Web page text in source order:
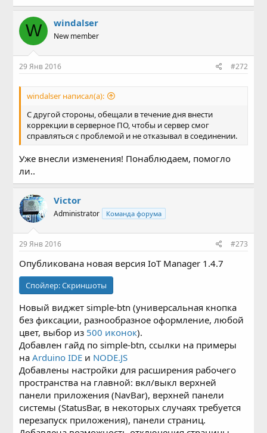
W windalser
New member
29 Янв 2016 #272
windalser написал(а):
С другой стороны, обещали в течение дня внести
коррекции в серверное ПО, чтобы и сервер смог
справляться с проблемой и не отказывал в соединении.
Уже внесли изменения! Понаблюдаем, помогло
ли..
Victor
Administrator Команда форума
29 Янв 2016 #273
Опубликована новая версия IoT Manager 1.4.7
Спойлер:Скриншоты
Новый виджет simple-btn (универсальная кнопка
без фиксации, разнообразное оформление, любой
цвет, выбор из 500 иконок).
Добавлен гайд по simple-btn, ссылки на примеры
на Arduino IDE и NODE.JS
Добавлены настройки для расширения рабочего
пространства на главной: вкл/выкл верхней
панели приложения (NavBar), верхней панели
системы (StatusBar, в некоторых случаях требуется
перезапуск приложения), панели страниц.